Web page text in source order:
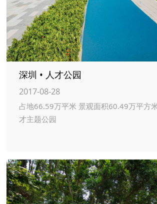
深圳 • 人才公园
2017-08-28
占地66.59万平米 景观面积60.49万平方
才主题公园